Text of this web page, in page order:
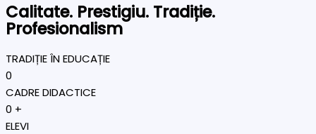
Calitate. Prestigiu. Tradiție.
Profesionalism
TRADIȚIE ÎN EDUCAȚIE
0
CADRE DIDACTICE
0 +
ELEVI